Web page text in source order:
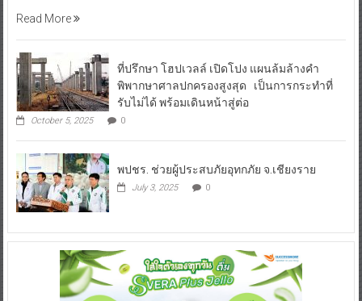
Read More
ที่ปรึกษา โฮปเวลล์ เปิดโปง แผนล้มล้างคำ
พิพากษาศาลปกครองสูงสุด เป็นการกระทำที่
รับไม่ได้ พร้อมเดินหน้าสู่ต่อ
October 5, 2025 0
พปชร. ช่วยผู้ประสบภัยอุทกภัย จ.เชียงราย
July 3, 2025 0